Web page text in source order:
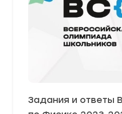
Задания и ответы